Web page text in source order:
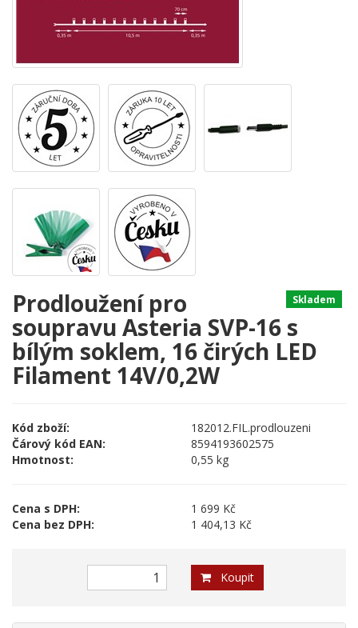
Skladem
Prodloužení pro
soupravu Asteria SVP-16 s
bílým soklem, 16 čirých LED
Filament 14V/0,2W
Kód zboží:
182012.FIL.prodlouzeni
Čárový kód EAN:
8594193602575
Hmotnost:
0,55 kg
Cena s DPH:
1 699 Kč
Cena bez DPH:
1 404,13 Kč
Koupit